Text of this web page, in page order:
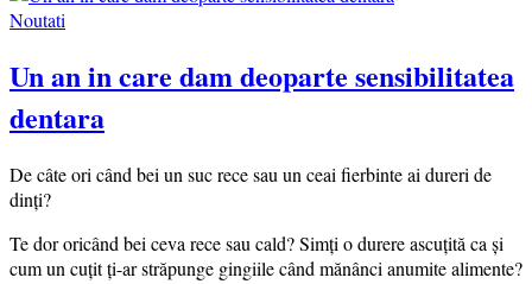
Noutati
Un an in care dam deoparte sensibilitatea
dentara
De câte ori când bei un suc rece sau un ceai fierbinte ai dureri de
dinți?
Te dor oricând bei ceva rece sau cald? Simți o durere ascuțită ca și
cum un cuțit ți-ar străpunge gingiile când mănânci anumite alimente?